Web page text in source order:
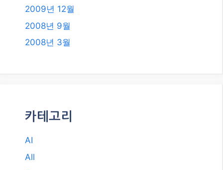
2009년 12월
2008년 9월
2008년 3월
카테고리
AI
All